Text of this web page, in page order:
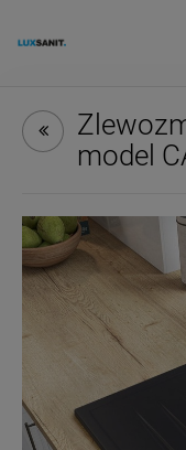
model